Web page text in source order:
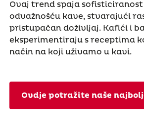
Ovaj trend spaja
odvažnošću kave, stvarajući
pristupačan doživljaj. Kafići i
eksperimentiraju s receptima
način na koji uživamo u kavi.
Ovdje potražite naše